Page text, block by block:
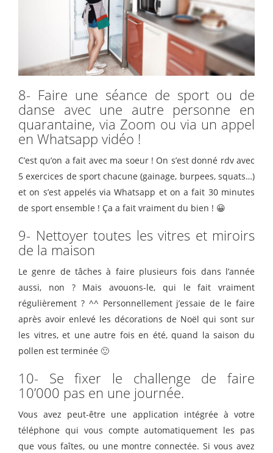
8- Faire une séance de sport ou de
danse avec une autre personne en
quarantaine, via Zoom ou via un appel
en Whatsapp vidéo !
C’est qu’on a fait avec ma soeur ! On s’est donné rdv avec
5 exercices de sport chacune (gainage, burpees, squats…)
et on s’est appelés via Whatsapp et on a fait 30 minutes
de sport ensemble ! Ça a fait vraiment du bien ! 😀
9- Nettoyer toutes les vitres et miroirs
de la maison
Le genre de tâches à faire plusieurs fois dans l’année
aussi, non ? Mais avouons-le, qui le fait vraiment
régulièrement ? ^^ Personnellement j’essaie de le faire
après avoir enlevé les décorations de Noël qui sont sur
les vitres, et une autre fois en été, quand la saison du
pollen est terminée 🙂
10- Se fixer le challenge de faire
10’000 pas en une journée.
Vous avez peut-être une application intégrée à votre
téléphone qui vous compte automatiquement les pas
que vous faîtes, ou une montre connectée. Si vous avez